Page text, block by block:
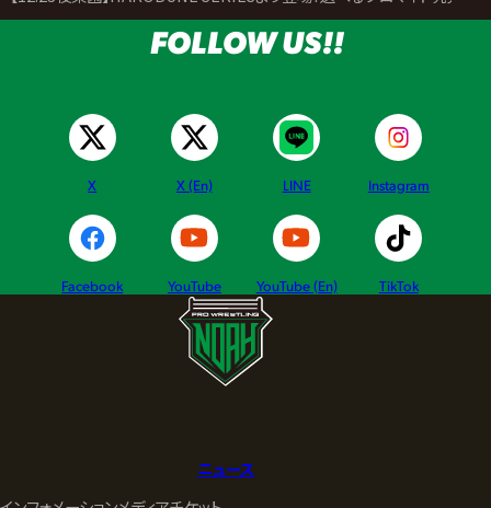
FOLLOW US!!
X X (En) LINE Instagram
Facebook YouTube YouTube (En) TikTok
ニュース